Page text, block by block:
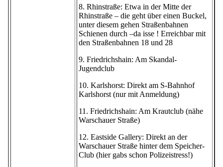
8. Rhinstraße: Etwa in der Mitte der
Rhinstraße – die geht über einen Buckel,
unter diesem gehen Straßenbahnen
Schienen durch –da isse ! Erreichbar mit
den Straßenbahnen 18 und 28
9. Friedrichshain: Am Skandal-
Jugendclub
10. Karlshorst: Direkt am S-Bahnhof
Karlshorst (nur mit Anmeldung)
11. Friedrichshain: Am Krautclub (nähe
Warschauer Straße)
12. Eastside Gallery: Direkt an der
Warschauer Straße hinter dem Speicher-
Club (hier gabs schon Polizeistress!)